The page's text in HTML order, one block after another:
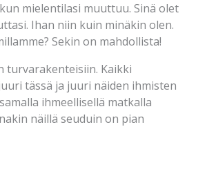
mielentilasi muuttuu. Sinä olet
Ihan niin kuin minäkin olen.
Sekin on mahdollista!
turvarakenteisiin. Kaikki
tässä ja juuri näiden ihmisten
ihmeellisellä matkalla
näillä seuduin on pian